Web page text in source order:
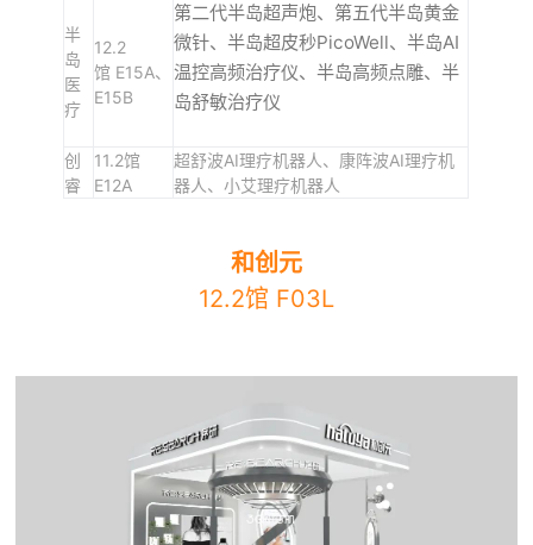
半
岛
医
疗
12.2
馆 E15A、
E15B
第二代半岛超声炮、第五代半岛黄金
微针、半岛超皮秒PicoWell、半岛AI
温控高频治疗仪、半岛高频点雕、半
岛舒敏治疗仪
创
睿
11.2馆
E12A
超舒波AI理疗机器人、康阵波AI理疗机
器人、小艾理疗机器人
和创元
12.2馆 F03L